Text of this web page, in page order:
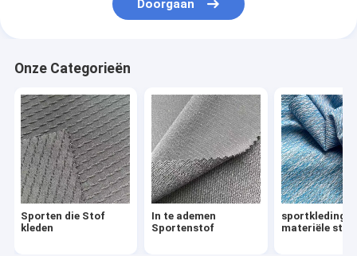
Eenvormige Doekstof
Gedrukte Microfiber-Stof
gerecycleerde polyesterstof
gedrukte spandex stof
Huis Textielstoffen
Doorgaan
Onze Categorieën
Sporten die Stof
kleden
In te ademen
Sportenstof
sportkledings
materiële stof